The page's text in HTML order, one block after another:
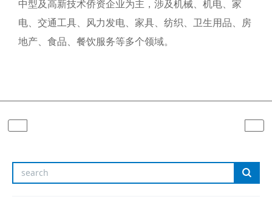
中型及高新技术侨资企业为主，涉及机械、机电、家
电、交通工具、风力发电、家具、纺织、卫生用品、房
地产、食品、餐饮服务等多个领域。